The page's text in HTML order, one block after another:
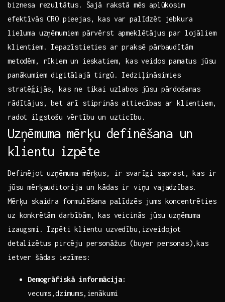
biznesa ‌rezultātus. ⁤Šajā rakstā mēs aplūkosim
efektīvās ‍CRO pieejas, kas var‍ palīdzēt jebkura
lieluma uzņēmumiem pārvērst apmeklētājus par lojāliem
klientiem. Iepazīstieties ar praksē pārbaudītām
metodēm, rīkiem ⁤un ieskatiem, kas veidos pamatus⁣ jūsu
panākumiem digitālajā tirgū. Iedziļināsimies
stratēģijās, kas ne tikai uzlabos jūsu pārdošanas
rādītājus, bet arī stiprinās attiecības ar klientiem,
radot ilgstošu‍ vērtību un uzticību.
Uzņēmuma mērķu definēšana un
klientu izpēte
Definējot uzņēmuma mērķus,‌ ir svarīgi saprast, kas ir
jūsu mērķauditorija un kādas ir viņu vajadzības.
Mērķu skaidra formulēšana palīdzēs jums koncentrēties
uz konkrētām darbībām, ⁢kas veicinās jūsu‌ uzņēmuma
izaugsmi. Izpēti klientu ‌uzvedību,izveidojot
detalizētus pircēju personāžus (buyer personas),kas
ietver šādas iezīmes:
Demogrāfiskā informācija:
vecums,dzimums,ienākumi